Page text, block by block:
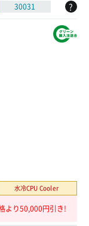
30031 ?
水冷CPU Cooler
より50,000円引き!